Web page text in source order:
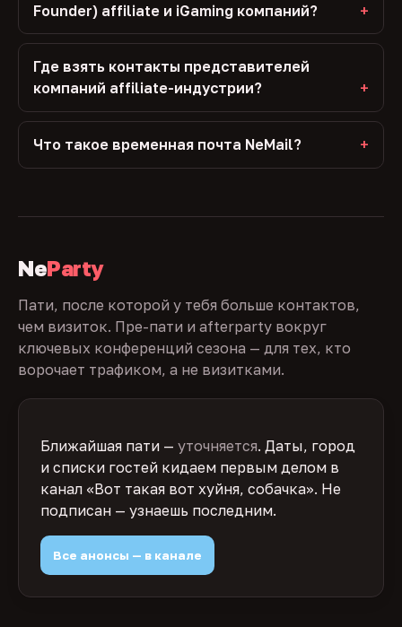
Founder) affiliate и iGaming компаний?
Где взять контакты представителей
компаний affiliate-индустрии?
Что такое временная почта NeMail?
NeParty
Пати, после которой у тебя больше контактов,
чем визиток. Пре-пати и afterparty вокруг
ключевых конференций сезона — для тех, кто
ворочает трафиком, а не визитками.
Ближайшая пати — уточняется. Даты, город
и списки гостей кидаем первым делом в
канал «Вот такая вот хуйня, собачка». Не
подписан — узнаешь последним.
Все анонсы — в канале